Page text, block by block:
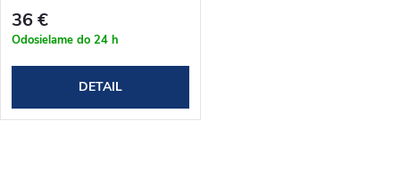
36 €
Odosielame do 24 h
DETAIL